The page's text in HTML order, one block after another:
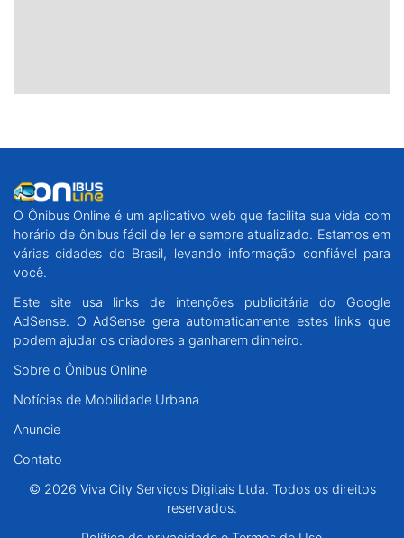
O Ônibus Online é um aplicativo web que facilita sua vida com
horário de ônibus fácil de ler e sempre atualizado. Estamos em
várias cidades do Brasil, levando informação confiável para
você.
Este site usa links de intenções publicitária do Google
AdSense. O AdSense gera automaticamente estes links que
podem ajudar os criadores a ganharem dinheiro.
Sobre o Ônibus Online
Notícias de Mobilidade Urbana
Anuncie
Contato
© 2026 Viva City Serviços Digitais Ltda. Todos os direitos
reservados.